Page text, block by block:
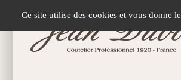
Ce site utilise des cookies et vous donne